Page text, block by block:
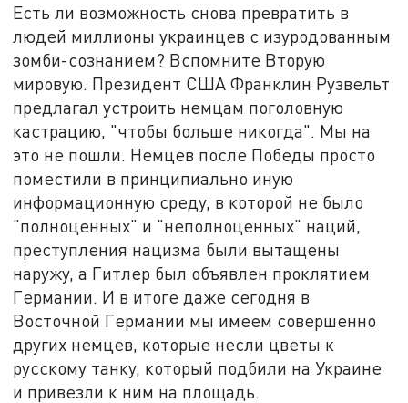
Есть ли возможность снова превратить в
людей миллионы украинцев с изуродованным
зомби-сознанием? Вспомните Вторую
мировую. Президент США Франклин Рузвельт
предлагал устроить немцам поголовную
кастрацию, "чтобы больше никогда". Мы на
это не пошли. Немцев после Победы просто
поместили в принципиально иную
информационную среду, в которой не было
"полноценных" и "неполноценных" наций,
преступления нацизма были вытащены
наружу, а Гитлер был объявлен проклятием
Германии. И в итоге даже сегодня в
Восточной Германии мы имеем совершенно
других немцев, которые несли цветы к
русскому танку, который подбили на Украине
и привезли к ним на площадь.